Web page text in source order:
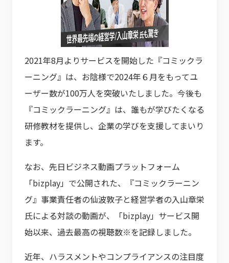
2021年8月よりサービスを開始した『コミックラ
ーニング』は、お陰様で2024年６月をもってユ
ーザー数が100万人を突破いたしました。今後も
『コミックラーニング』は、誰もが学びたくなる
研修教材を提供し、企業の学びを支援してまいり
ます。
なお、先日ビジネス動画プラットフォーム
「bizplay」で公開された、『コミックラーニン
グ』事業責任者の仙波敦子と経営学者の入山章栄
氏による対談の動画が、「bizplay」サービス開
始以来、過去最高の視聴数※を記録しました。
近年、ハラスメントやコンプライアンスの注目度